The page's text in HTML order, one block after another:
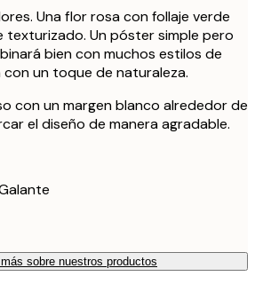
Una flor rosa con follaje verde
texturizado. Un póster simple pero
bien con muchos estilos de
con un toque de naturaleza.
con un margen blanco alrededor de
el diseño de manera agradable.
sobre nuestros productos